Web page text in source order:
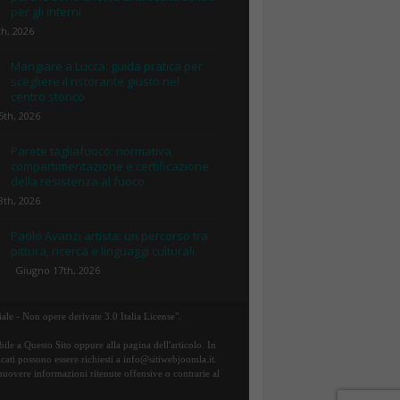
per gli interni
2026
Mangiare a Lucca: guida pratica per
scegliere il ristorante giusto nel
centro storico
2026
Parete tagliafuoco: normativa,
compartimentazione e certificazione
della resistenza al fuoco
2026
Paolo Avanzi artista: un percorso tra
pittura, ricerca e linguaggi culturali
Giugno 17th, 2026
- Non opere derivate 3.0 Italia License".
a Questo Sito oppure alla pagina dell'articolo. In
possono essere richiesti a info@sitiwebjoomla.it.
informazioni ritenute offensive o contrarie al